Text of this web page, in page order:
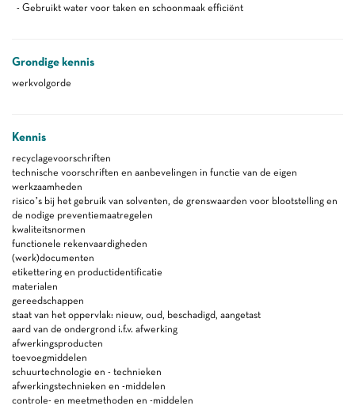
- Gebruikt water voor taken en schoonmaak efficiënt
Grondige kennis
werkvolgorde
Kennis
recyclagevoorschriften
technische voorschriften en aanbevelingen in functie van de eigen
werkzaamheden
risico’s bij het gebruik van solventen, de grenswaarden voor blootstelling en
de nodige preventiemaatregelen
kwaliteitsnormen
functionele rekenvaardigheden
(werk)documenten
etikettering en productidentificatie
materialen
gereedschappen
staat van het oppervlak: nieuw, oud, beschadigd, aangetast
aard van de ondergrond i.f.v. afwerking
afwerkingsproducten
toevoegmiddelen
schuurtechnologie en - technieken
afwerkingstechnieken en -middelen
controle- en meetmethoden en -middelen